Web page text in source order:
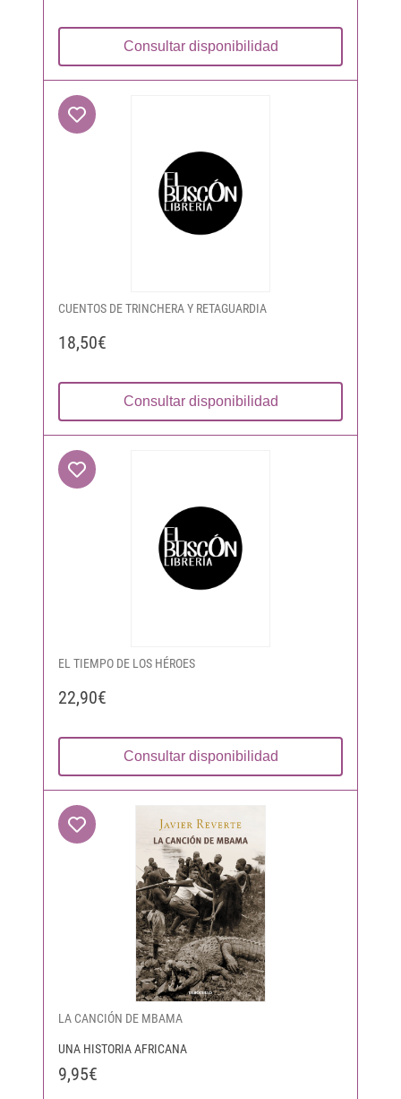
Consultar disponibilidad
CUENTOS DE TRINCHERA Y RETAGUARDIA
18,50€
Consultar disponibilidad
EL TIEMPO DE LOS HÉROES
22,90€
Consultar disponibilidad
LA CANCIÓN DE MBAMA
UNA HISTORIA AFRICANA
9,95€